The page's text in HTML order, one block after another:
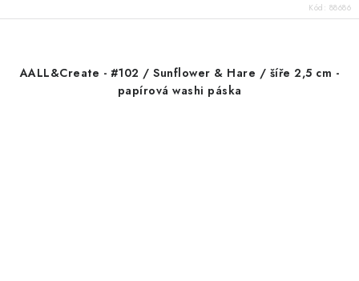
Kód: 88686
AALL&Create - #102 / Sunflower & Hare / šíře 2,5 cm -
papírová washi páska